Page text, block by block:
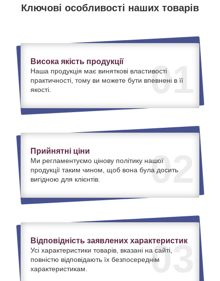
Ключові особливості наших товарів
01
Висока якість продукції
Наша продукція має виняткові властивості
практичності, тому ви можете бути впевнені в її
якості.
02
Прийнятні ціни
Ми регламентуємо цінову політику нашої
продукції таким чином, щоб вона була досить
вигідною для клієнтів.
03
Відповідність заявлених характеристик
Усі характеристики товарів, вказані на сайті,
повністю відповідають їх безпосереднім
характеристикам.